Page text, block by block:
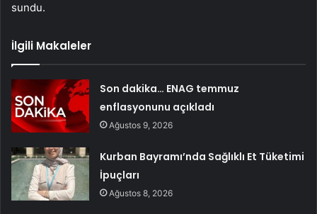
sundu.
İlgili Makaleler
Son dakika… ENAG temmuz
enflasyonunu açıkladı
Ağustos 9, 2026
Kurban Bayramı’nda Sağlıklı Et Tüketimi
İpuçları
Ağustos 8, 2026